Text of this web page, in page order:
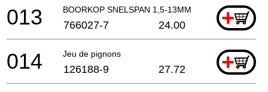
BOORKOP SNELSPAN 1,5-13MM +
013 766027-7 24.00
Jeu de pignons +
014 126188-9 27.72